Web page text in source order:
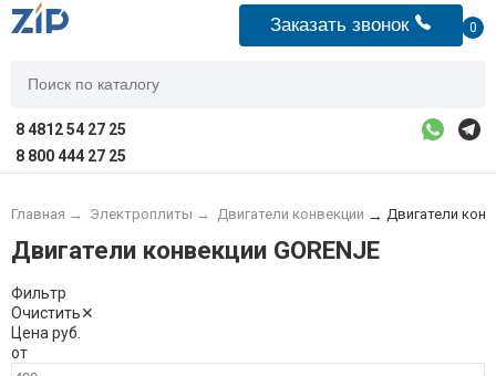
Заказать звонок 0
8 4812 54 27 25
8 800 444 27 25
Главная → Электроплиты → Двигатели конвекции → Двигатели
Двигатели конвекции GORENJE
Фильтр
Очистить✕
Цена руб.
от